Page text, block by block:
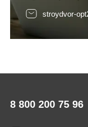
stroydvor-
8 800 200 75 96